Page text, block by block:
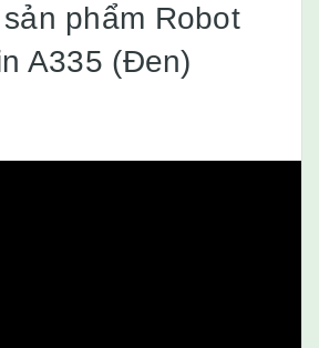
phẩm Robot
A335 (Đen)